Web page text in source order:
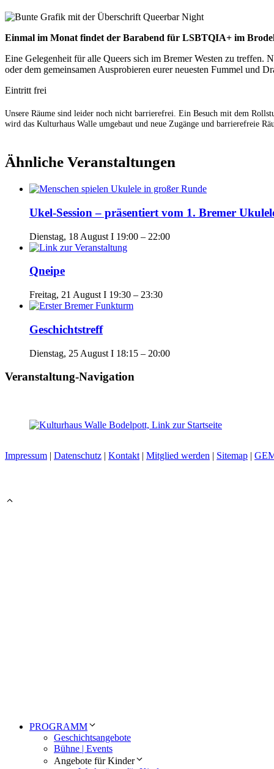
Einmal im Monat findet der Barabend für LSBTQIA+ im
Eine Gelegenheit für alle Queers sich im Bremer Westen zu treffen.
oder dem gemeinsamen Ausprobieren eurer neuesten Fummel und
Eintritt frei
Unsere Räume sind leider noch nicht barrierefrei. Ein Besuch mit dem
wird das Kulturhaus Walle umgebaut und neue Zugänge und barrierefreie
Ähnliche Veranstaltungen
Ukel-Session – präsentiert vom 1. Bremer
Dienstag, 18 August I 19:00 – 22:00
Qneipe
Freitag, 21 August I 19:30 – 23:30
Geschichtstreff
Dienstag, 25 August I 18:15 – 20:00
Veranstaltung-Navigation
Impressum | Datenschutz | Kontakt | Mitglied werden | Sitemap |
PROGRAMM
Geschichtsangebote
Bühne | Events
Angebote für Kinder